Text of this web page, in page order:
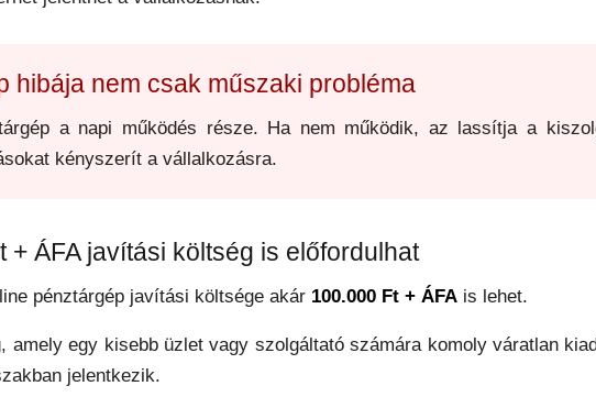
hibája nem csak műszaki probléma
a napi működés része. Ha nem működik, az lassítja a
kényszerít a vállalkozásra.
+ ÁFA javítási költség is előfordulhat
pénztárgép javítási költsége akár 100.000 Ft + ÁFA is lehet.
amely egy kisebb üzlet vagy szolgáltató számára komoly váratlan
jelentkezik.